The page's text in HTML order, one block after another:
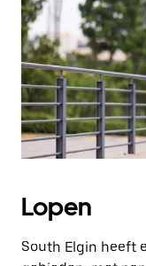
Lopen
South Elgin heeft